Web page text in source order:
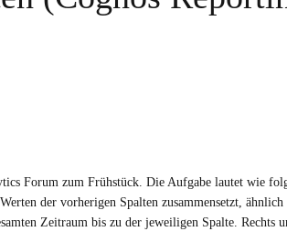
Forum zum Frühstück. Die Aufgabe lautet wie
der vorherigen Spalten zusammensetzt, ähnlich
Zeitraum bis zu der jeweiligen Spalte. Rechts